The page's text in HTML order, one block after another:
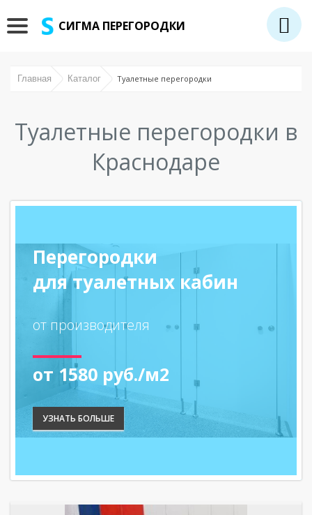
СИГМА ПЕРЕГОРОДКИ
Главная Каталог Туалетные перегородки
Туалетные перегородки в
Краснодаре
Перегородки
для туалетных кабин
от производителя
от 1580 руб./м2
УЗНАТЬ БОЛЬШЕ